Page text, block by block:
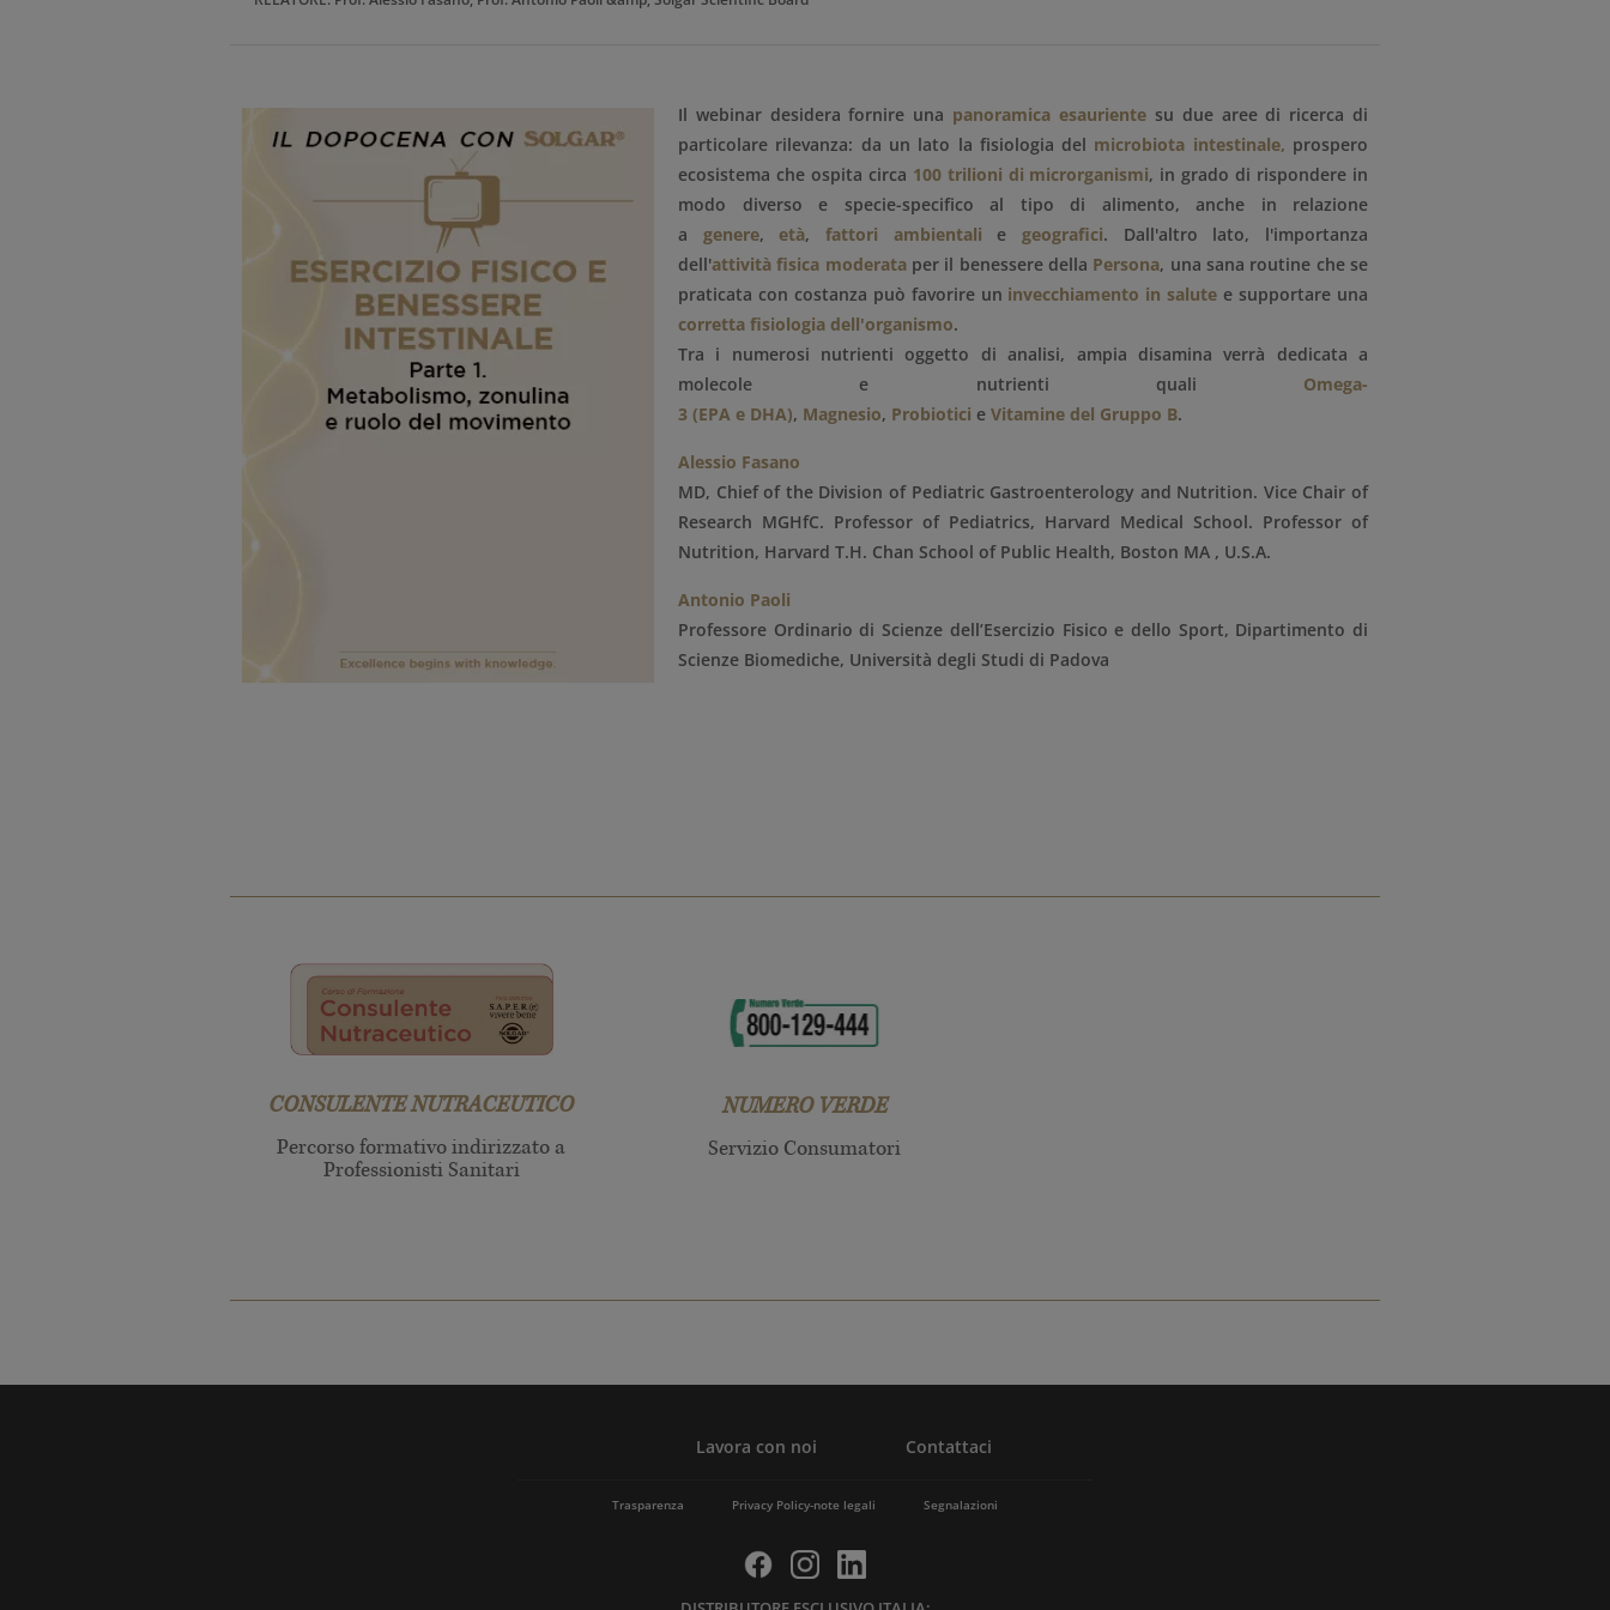
Il webinar desidera fornire una panoramica esauriente su due aree di ricerca di
particolare rilevanza: da un lato la fisiologia del microbiota intestinale, prospero
ecosistema che ospita circa 100 trilioni di microrganismi, in grado di rispondere in
modo diverso e specie-specifico al tipo di alimento, anche in relazione
a genere,età,fattori ambientali egeografici. Dall'altro lato, l'importanza
dell'attività fisica moderataper il benessere della Persona, una sana routine che se
praticata con costanza può favorire un invecchiamento in salute e supportare una
corretta fisiologia dell'organismo.
Tra i numerosi nutrienti oggetto di analisi, ampia disamina verrà dedicata a
molecole e nutrienti quali Omega-
3 (EPA e DHA), Magnesio, Probiotici e Vitamine del Gruppo B.
Alessio Fasano
MD, Chief of the Division of Pediatric Gastroenterology and Nutrition. Vice Chair of
Research MGHfC. Professor of Pediatrics, Harvard Medical School. Professor of
Nutrition, Harvard T.H. Chan School of Public Health, Boston MA , U.S.A.
Antonio Paoli
Professore Ordinario di Scienze dell’Esercizio Fisico e dello Sport, Dipartimento di
Scienze Biomediche, Università degli Studi di Padova
CONSULENTE NUTRACEUTICO
Percorso formativo indirizzato a
Professionisti Sanitari
NUMERO VERDE
Servizio Consumatori
Lavora con noi Contattaci
Trasparenza Privacy Policy-note legali Segnalazioni